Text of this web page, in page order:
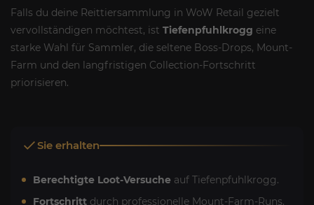
Falls du deine Reittiersammlung in WoW Retail gezielt
vervollständigen möchtest, ist Tiefenpfuhlkrogg eine
starke Wahl für Sammler, die seltene Boss-Drops, Mount-
Farm und den langfristigen Collection-Fortschritt
priorisieren.
Sie erhalten
Berechtigte Loot-Versuche auf Tiefenpfuhlkrogg.
Fortschritt durch professionelle Mount-Farm-Runs.